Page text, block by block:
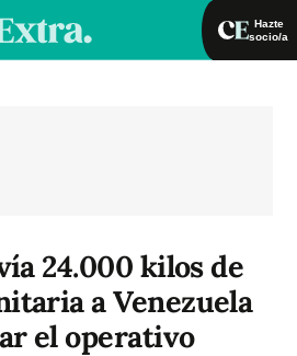
Hazte
socio/a
24.000 kilos de
a Venezuela
el operativo